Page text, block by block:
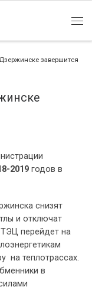
завершится
2019 годов в
снизят
и отключат
перейдет на
на теплотрассах.
в